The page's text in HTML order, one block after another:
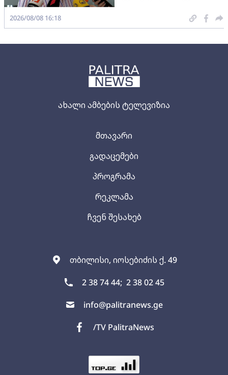
ახალი ამბების ტელევიზია
თბილისი, იოსებიძის ქ. 49
2 38 74 44; 2 38 02 45
info@palitranews.ge
/TV PalitraNews
მთავარი
გადაცემები
პროგრამა
რეკლამა
ჩვენ შესახებ
2026/08/08 16:18